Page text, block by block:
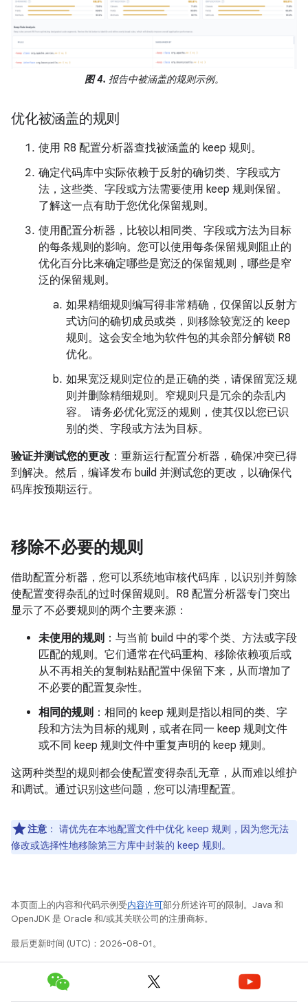
图 4. 报告中被涵盖的规则示例。
优化被涵盖的规则
使用 R8 配置分析器查找被涵盖的 keep 规则。
确定代码库中实际依赖于反射的确切类、字段或方
法，这些类、字段或方法需要使用 keep 规则保留。
了解这一点有助于您优化保留规则。
使用配置分析器，比较以相同类、字段或方法为目标
的每条规则的影响。您可以使用每条保留规则阻止的
优化百分比来确定哪些是宽泛的保留规则，哪些是窄
泛的保留规则。
如果精细规则编写得非常精确，仅保留以反射方
式访问的确切成员或类，则移除较宽泛的 keep
规则。这会安全地为软件包的其余部分解锁 R8
优化。
如果宽泛规则定位的是正确的类，请保留宽泛规
则并删除精细规则。窄规则只是冗余的杂乱内
容。 请务必优化宽泛的规则，使其仅以您已识
别的类、字段或方法为目标。
验证并测试您的更改 ：重新运行配置分析器，确保冲突已得
到解决。然后，编译发布 build 并测试您的更改，以确保代
码库按预期运行。
移除不必要的规则
借助配置分析器，您可以系统地审核代码库，以识别并剪除
使配置变得杂乱的过时保留规则。R8 配置分析器专门突出
显示了不必要规则的两个主要来源：
未使用的规则 ：与当前 build 中的零个类、方法或字段
匹配的规则。它们通常在代码重构、移除依赖项后或
从不再相关的复制粘贴配置中保留下来，从而增加了
不必要的配置复杂性。
相同的规则 ：相同的 keep 规则是指以相同的类、字
段和方法为目标的规则，或者在同一 keep 规则文件
或不同 keep 规则文件中重复声明的 keep 规则。
这两种类型的规则都会使配置变得杂乱无章，从而难以维护
和调试。通过识别这些问题，您可以清理配置。
注意 ： 请优先在本地配置文件中优化 keep 规则，因为您无法
修改或选择性地移除第三方库中封装的 keep 规则。
本页面上的内容和代码示例受内容许可部分所述许可的限制。Java 和
OpenJDK 是 Oracle 和/或其关联公司的注册商标。
最后更新时间 (UTC)：2026-08-01。